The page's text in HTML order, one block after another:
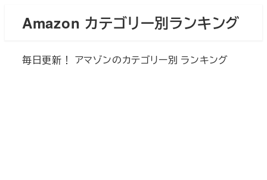
Amazon カテゴリー別ランキング
毎日更新！ アマゾンのカテゴリー別 ランキング